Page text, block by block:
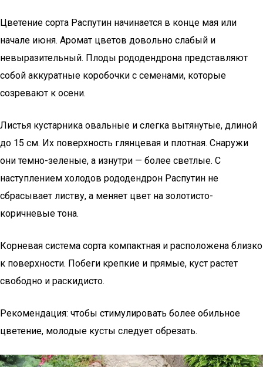
Цветение сорта Распутин начинается в конце мая или
начале июня. Аромат цветов довольно слабый и
невыразительный. Плоды рододендрона представляют
собой аккуратные коробочки с семенами, которые
созревают к осени.
Листья кустарника овальные и слегка вытянутые, длиной
до 15 см. Их поверхность глянцевая и плотная. Снаружи
они темно-зеленые, а изнутри — более светлые. С
наступлением холодов рододендрон Распутин не
сбрасывает листву, а меняет цвет на золотисто-
коричневые тона.
Корневая система сорта компактная и расположена близко
к поверхности. Побеги крепкие и прямые, куст растет
свободно и раскидисто.
Рекомендация: чтобы стимулировать более обильное
цветение, молодые кусты следует обрезать.